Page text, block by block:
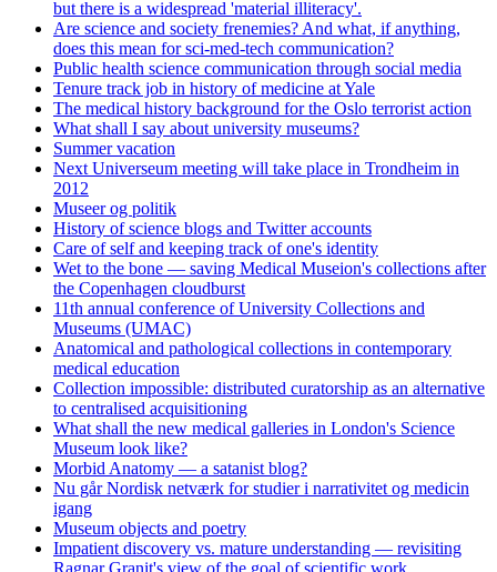
but there is a widespread 'material illiteracy'.
Are science and society frenemies? And what, if anything,
does this mean for sci-med-tech communication?
Public health science communication through social media
Tenure track job in history of medicine at Yale
The medical history background for the Oslo terrorist action
What shall I say about university museums?
Summer vacation
Next Universeum meeting will take place in Trondheim in
2012
Museer og politik
History of science blogs and Twitter accounts
Care of self and keeping track of one's identity
Wet to the bone — saving Medical Museion's collections after
the Copenhagen cloudburst
11th annual conference of University Collections and
Museums (UMAC)
Anatomical and pathological collections in contemporary
medical education
Collection impossible: distributed curatorship as an alternative
to centralised acquisitioning
What shall the new medical galleries in London's Science
Museum look like?
Morbid Anatomy — a satanist blog?
Nu går Nordisk netværk for studier i narrativitet og medicin
igang
Museum objects and poetry
Impatient discovery vs. mature understanding — revisiting
Ragnar Granit's view of the goal of scientific work